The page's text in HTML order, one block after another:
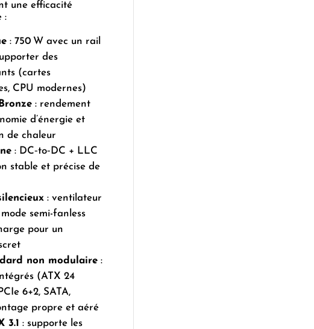
une efficacité
:
: 750 W avec un rail
des
(cartes
CPU modernes)
: rendement
d’énergie et
de chaleur
: DC‑to‑DC + LLC
stable et précise de
: ventilateur
semi-fanless
pour un
non modulaire:
(ATX 24
6+2, SATA,
propre et aéré
3.1 : supporte les